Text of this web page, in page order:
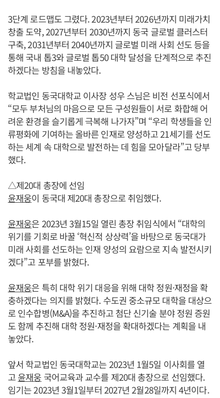
3단계 로드맵도 그렸다. 2023년부터 2026년까지 미래가치
창출 도약, 2027년부터 2030년까지 동국 글로벌 클러스터
구축, 2031년부터 2040년까지 글로벌 미래 사회 선도 등을
통해 국내 톱3와 글로벌 톱50 대학 달성을 단계적으로 추진
하겠다는 방침을 내놓았다.
학교법인 동국대학교 이사장 성우 스님은 비전 선포식에서
“모두 부처님의 마음으로 모든 구성원들이 서로 화합해 어
려운 환경을 슬기롭게 극복해 나가자”며 “우리 학생들을 인
류평화에 기여하는 올바른 인재로 양성하고 21세기를 선도
하는 세계 속 대학으로 발전하는 데 힘을 모아달라”고 당부
했다.
△제20대 총장에 선임
윤재웅이 동국대 제20대 총장으로 취임했다.
윤재웅은 2023년 3월15일 열린 총장 취임식에서 “대학의
위기를 기회로 바꿀 ‘혁신적 상상력’을 바탕으로 동국대가
미래 사회를 선도하는 인재 양성의 요람으로 지속 발전시키
겠다”고 포부를 밝혔다.
윤재웅은 특히 대학 위기 대응을 위해 대학 정원·재정을 확
충하겠다는 의지를 밝혔다. 수도권 중소규모 대학을 대상으
로 인수합병(M&A)을 추진하고 첨단 신기술 분야 정원 증원
도 함께 추진해 대학 정원·재정을 확대하겠다는 계획을 내
놓았다.
앞서 학교법인 동국대학교는 2023년 1월5일 이사회를 열
고윤재웅 국어교육과 교수를 제20대 총장으로 선임했다.
임기는 2023년 3월1일부터 2027년 2월28일까지 4년이다.